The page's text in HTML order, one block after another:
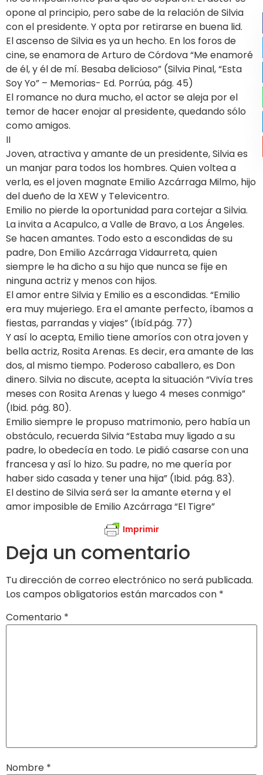
opone al principio, pero sabe de la relación de Silvia
con el presidente. Y opta por retirarse en buena lid.
El ascenso de Silvia es ya un hecho. En los foros de
cine, se enamora de Arturo de Córdova “Me enamoré
de él, y él de mí. Besaba delicioso” (Silvia Pinal, “Esta
Soy Yo” – Memorias- Ed. Porrúa, pág. 45)
El romance no dura mucho, el actor se aleja por el
temor de hacer enojar al presidente, quedando sólo
como amigos.
II
Joven, atractiva y amante de un presidente, Silvia es
un manjar para todos los hombres. Quien voltea a
verla, es el joven magnate Emilio Azcárraga Milmo, hijo
del dueño de la XEW y Televicentro.
Emilio no pierde la oportunidad para cortejar a Silvia.
La invita a Acapulco, a Valle de Bravo, a Los Ángeles.
Se hacen amantes. Todo esto a escondidas de su
padre, Don Emilio Azcárraga Vidaurreta, quien
siempre le ha dicho a su hijo que nunca se fije en
ninguna actriz y menos con hijos.
El amor entre Silvia y Emilio es a escondidas. “Emilio
era muy mujeriego. Era el amante perfecto, íbamos a
fiestas, parrandas y viajes” (Ibíd.pág. 77)
Y así lo acepta, Emilio tiene amoríos con otra joven y
bella actriz, Rosita Arenas. Es decir, era amante de las
dos, al mismo tiempo. Poderoso caballero, es Don
dinero. Silvia no discute, acepta la situación “Vivía tres
meses con Rosita Arenas y luego 4 meses conmigo”
(Ibid. pág. 80).
Emilio siempre le propuso matrimonio, pero había un
obstáculo, recuerda Silvia “Estaba muy ligado a su
padre, lo obedecía en todo. Le pidió casarse con una
francesa y así lo hizo. Su padre, no me quería por
haber sido casada y tener una hija” (Ibid. pág. 83).
El destino de Silvia será ser la amante eterna y el
amor imposible de Emilio Azcárraga “El Tigre”
Imprimir
Deja un comentario
Tu dirección de correo electrónico no será publicada.
Los campos obligatorios están marcados con *
Comentario *
Nombre *